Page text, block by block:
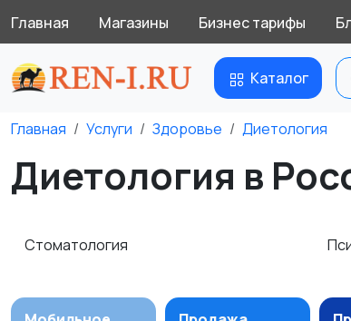
Главная Магазины Бизнес тарифы
Каталог
Главная Услуги Здоровье Диетология
Диетология в
Стоматология